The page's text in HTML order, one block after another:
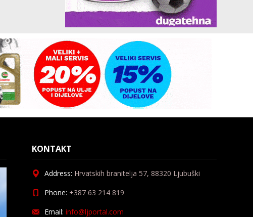
KONTAKT
Address: Hrvatskih branitelja 57, 88320 Ljubuški
Phone: +387 63 214 819
Email: info@ljportal.com